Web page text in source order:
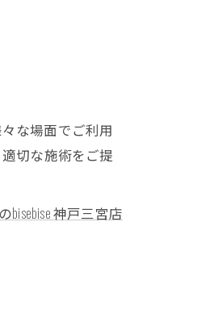
な場面でご利用
切な施術をご提
bisebise 神戸三宮店